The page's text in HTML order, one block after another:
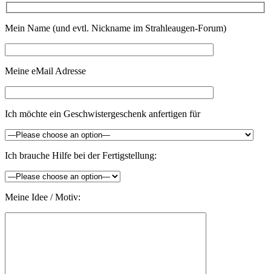
Mein Name (und evtl. Nickname im Strahleaugen-Forum)
Meine eMail Adresse
Ich möchte ein Geschwistergeschenk anfertigen für
Ich brauche Hilfe bei der Fertigstellung:
Meine Idee / Motiv: